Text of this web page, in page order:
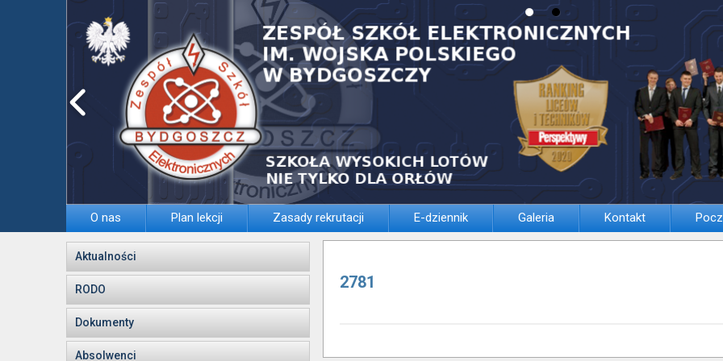
O nas Plan lekcji Zasady rekrutacji E-dziennik Galeria Kontakt
Aktualności
RODO
Dokumenty
Absolwenci
2781